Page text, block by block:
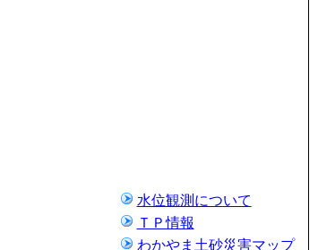
水位観測について
ＴＰ情報
わかやま土砂災害マップ